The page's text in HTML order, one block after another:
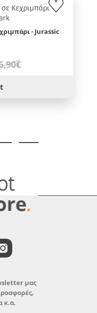
- Jurassic
μας
κ.α.